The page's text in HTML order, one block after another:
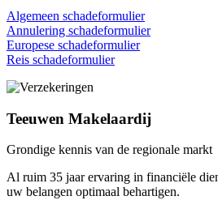
Algemeen schadeformulier
Annulering schadeformulier
Europese schadeformulier
Reis schadeformulier
Teeuwen Makelaardij
Grondige kennis van de regionale markt
Al ruim 35 jaar ervaring in financiële
uw belangen optimaal behartigen.